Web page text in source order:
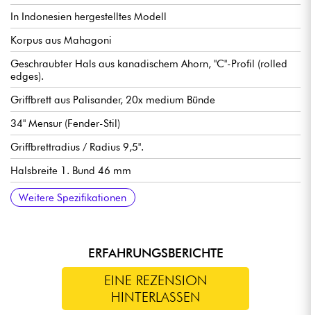
In Indonesien hergestelltes Modell
Korpus aus Mahagoni
Geschraubter Hals aus kanadischem Ahorn, "C"-Profil (rolled
edges).
Griffbrett aus Palisander, 20x medium Bünde
34" Mensur (Fender-Stil)
Griffbrettradius / Radius 9,5".
Halsbreite 1. Bund 46 mm
Tonabnehmer Sire Standard J-Revolution Pickup-Set
Sire Standard 2-Band Preamp, aktiv/passiv schaltbar (18v über
2x 9v Batterien)
Lautstärke
Ton
Balance Mikrofone
Höhen
Bass (push / pull für aktiven oder passiven Modus)
Sire Standard Bass Bridge with Body Thru Hole Steg
Sire Standard Open Gear stimmmechaniken
Hochglanz Korpus Finish
Satin Hals Finish
Weitere Spezifikationen
ERFAHRUNGSBERICHTE
EINE REZENSION
HINTERLASSEN